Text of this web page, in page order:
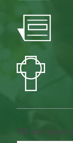
Fill out your